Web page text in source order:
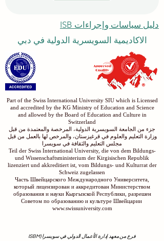
دليل سياسات وإجراءات ISB
الاكاديمية السويسرية الدولية في دبي
Part of the Swiss International University SIU which is Licensed
and accredited by the KG Ministry of Education and Science
and allowed by the Board of Education and Culture in
Switzerland
جزء من الجامعة السويسرية الدولية، المرخصة والمعتمدة من قبل
وزارة التعليم والعلوم في قرغيزستان، والمرخص لها بالعمل من قبل
مجلس التعليم والثقافة في سويسرا
Teil der Swiss International University, die von dem Bildungs-
und Wissenschaftsministerium der Kirgisischen Republik
lizenziert und akkreditiert ist, vom Bildungs- und Kulturrat der
Schweiz zugelassen
Часть Швейцарского Международного Университета,
который лицензирован и аккредитован Министерством
образования и науки Кыргызской Республики, разрешен
Советом по образованию и культуре Швейцарии
www.swissuniversity.com
فرع من معهد إدارة الأعمال الدولي في سويسرا (ISBM